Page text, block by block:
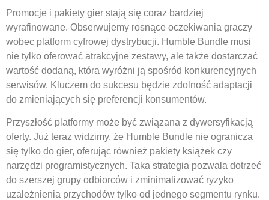
Promocje i pakiety gier stają się coraz bardziej
wyrafinowane. Obserwujemy rosnące oczekiwania graczy
wobec platform cyfrowej dystrybucji. Humble Bundle musi
nie tylko oferować atrakcyjne zestawy, ale także dostarczać
wartość dodaną, która wyróżni ją spośród konkurencyjnych
serwisów. Kluczem do sukcesu będzie zdolność adaptacji
do zmieniających się preferencji konsumentów.
Przyszłość platformy może być związana z dywersyfikacją
oferty. Już teraz widzimy, że Humble Bundle nie ogranicza
się tylko do gier, oferując również pakiety książek czy
narzędzi programistycznych. Taka strategia pozwala dotrzeć
do szerszej grupy odbiorców i zminimalizować ryzyko
uzależnienia przychodów tylko od jednego segmentu rynku.